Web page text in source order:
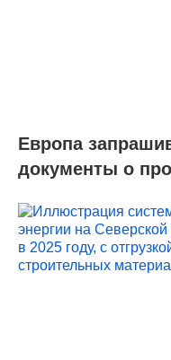
Европа
документы о